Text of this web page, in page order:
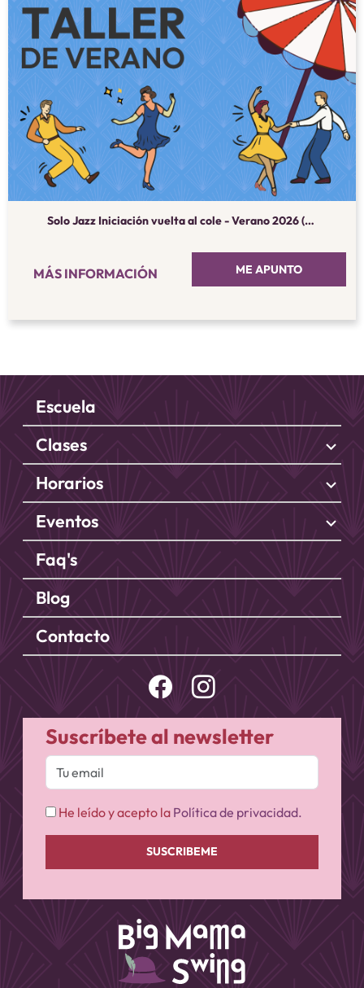
Solo Jazz Iniciación vuelta al cole - Verano 2026 (septiembre)
MÁS INFORMACIÓN ME APUNTO
Escuela
Clases
stat_minus_1
Horarios stat_minus_1
Eventos stat_minus_1
Faq's
Blog
Contacto
Suscríbete al newsletter
He leído y acepto la Política de privacidad.